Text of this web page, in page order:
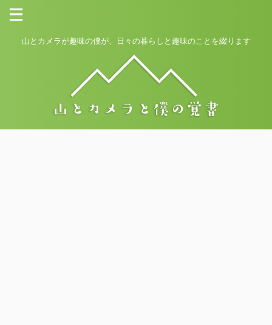
山とカメラが趣味の僕が、日々の暮らしと趣味のことを綴ります